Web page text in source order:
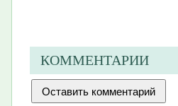
КОММЕНТАРИИ